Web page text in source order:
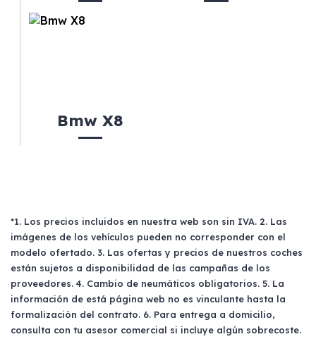
Bmw X8
*1. Los precios incluidos en nuestra web son sin IVA. 2. Las
imágenes de los vehículos pueden no corresponder con el
modelo ofertado. 3. Las ofertas y precios de nuestros coches
están sujetos a disponibilidad de las campañas de los
proveedores. 4. Cambio de neumáticos obligatorios. 5. La
información de está página web no es vinculante hasta la
formalización del contrato. 6. Para entrega a domicilio,
consulta con tu asesor comercial si incluye algún sobrecoste.